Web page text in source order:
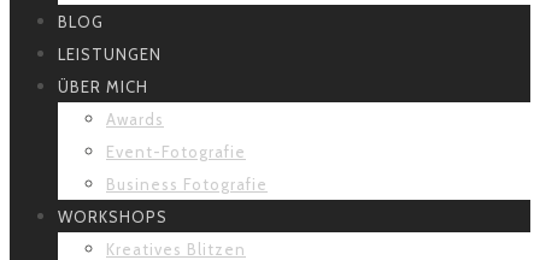
BLOG
LEISTUNGEN
ÜBER MICH
Awards
Event-Fotografie
Business Fotografie
WORKSHOPS
Kreatives Blitzen